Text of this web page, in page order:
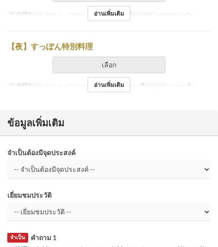
วันที่ที่ใช้งาน 03 ก.ย. ~ 17 ก.ย. วัน พฤ, ส, อา มื้ออาหาร อาหารกลางวัน
อ่านเพิ่มเติม
【夜】すっぽん特別料理
เลือก
วันที่ที่ใช้งาน 03 ก.ย. ~ 17 ก.ย. วัน พ, พฤ, ศ, ส, อา มื้ออาหาร อาหารเย็น
อ่านเพิ่มเติม
ข้อมูลเพิ่มเติม
จำเป็นต้องมีจุดประสงค์
เยี่ยมชมประวัติ
คำถาม 1
จำเป็น